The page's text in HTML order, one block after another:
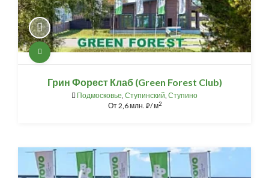
Грин Форест Клаб (Green Forest Club)
Подмосковье, Ступинский, Ступино
От2,6 млн. ⃏/ м2